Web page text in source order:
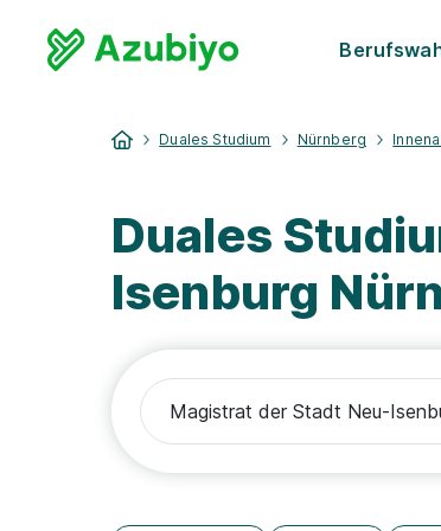
Duales Studium Nürnberg
Duales
Isenburg